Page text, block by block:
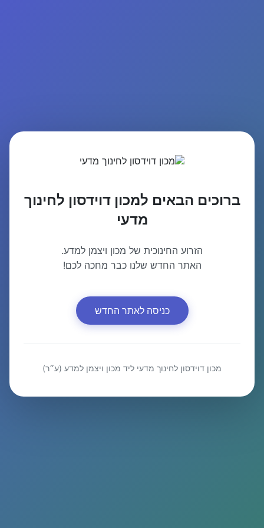
ברוכים הבאים למכון דוידסון לחינוך
מדעי
הזרוע החינוכית של מכון ויצמן למדע.
האתר החדש שלנו כבר מחכה לכם!
כניסה לאתר החדש
מכון דוידסון לחינוך מדעי ליד מכון ויצמן למדע (ע״ר)